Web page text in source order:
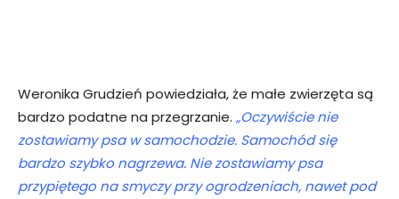
Weronika Grudzień powiedziała, że małe zwierzęta są
bardzo podatne na przegrzanie. „Oczywiście nie
zostawiamy psa w samochodzie. Samochód się
bardzo szybko nagrzewa. Nie zostawiamy psa
przypiętego na smyczy przy ogrodzeniach, nawet pod